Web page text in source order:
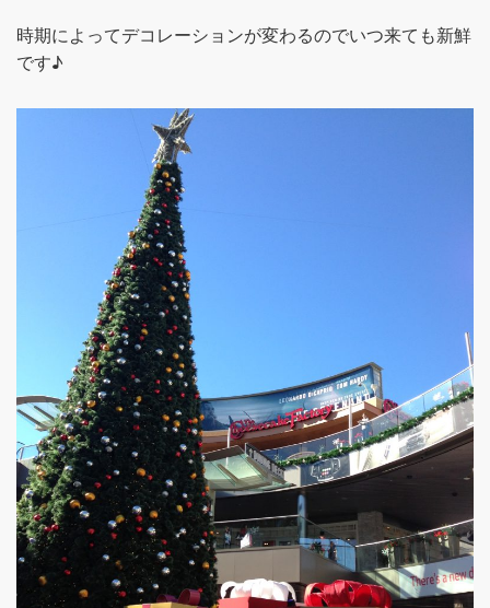
時期によってデコレーションが変わるのでいつ来ても新鮮
です♪